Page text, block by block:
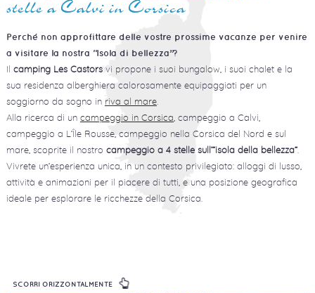
stelle a Calvi in Corsica
Perché non approfittare delle vostre prossime vacanze per venire
a visitare la nostra “Isola di bellezza”?
Il camping Les Castorsvi propone i suoi bungalow, i suoi chalet e la
sua residenza alberghiera calorosamente equipaggiati per un
soggiorno da sogno in riva al mare.
Alla ricerca di un campeggio in Corsica , campeggio a Calvi,
campeggio a L’Île Rousse, campeggio nella Corsica del Nord e sul
mare, scoprite il nostro campeggio a 4 stelle sull’”isola della bellezza”.
Vivrete un’esperienza unica, in un contesto privilegiato: alloggi di lusso,
attività e animazioni per il piacere di tutti, e una posizione geografica
ideale per esplorare le ricchezze della Corsica.
SCORRI ORIZZONTALMENTE